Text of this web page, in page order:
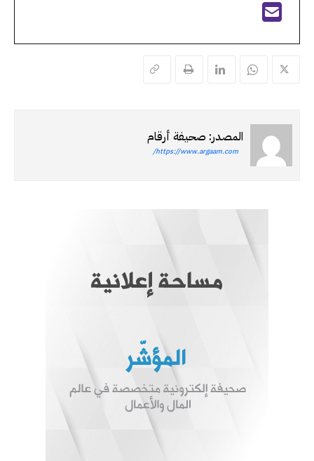
المصدر: صحيفة أرقام
https://www.argaam.com/